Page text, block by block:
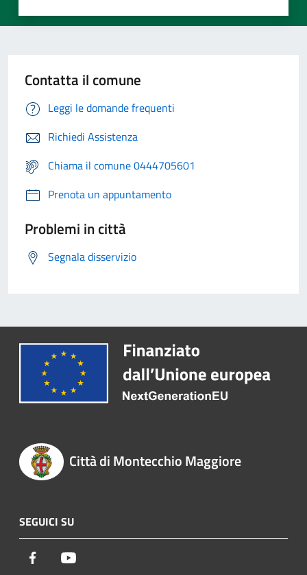
Contatta il comune
Leggi le domande frequenti
Richiedi Assistenza
Chiama il comune 0444705601
Prenota un appuntamento
Problemi in città
Segnala disservizio
Città di Montecchio Maggiore
SEGUICI SU
Facebook